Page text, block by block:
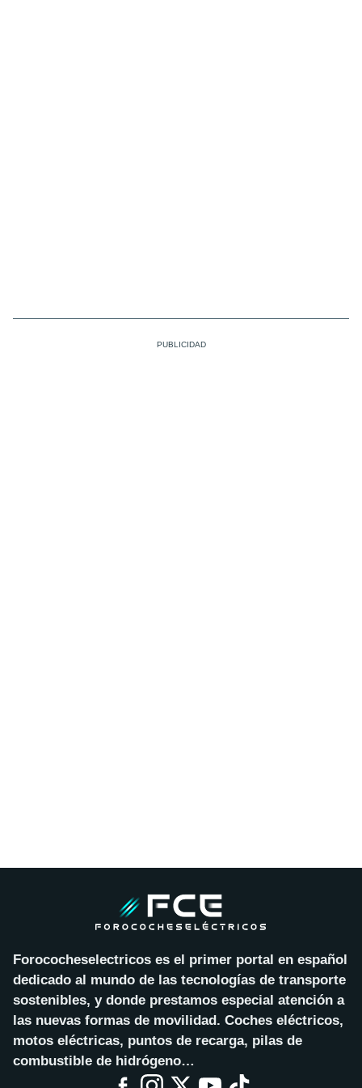
Forococheselectricos es el primer portal en español
dedicado al mundo de las tecnologías de transporte
sostenibles, y donde prestamos especial atención a
las nuevas formas de movilidad. Coches eléctricos,
motos eléctricas, puntos de recarga, pilas de
combustible de hidrógeno…